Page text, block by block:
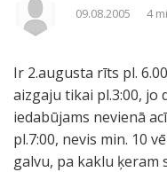
09.08.2005 4
Ir 2.augusta rīts pl.
aizgaju tikai pl.3:00, jo
iedabūjams nevienā
pl.7:00, nevis min. 10
galvu, pa kaklu ķeram